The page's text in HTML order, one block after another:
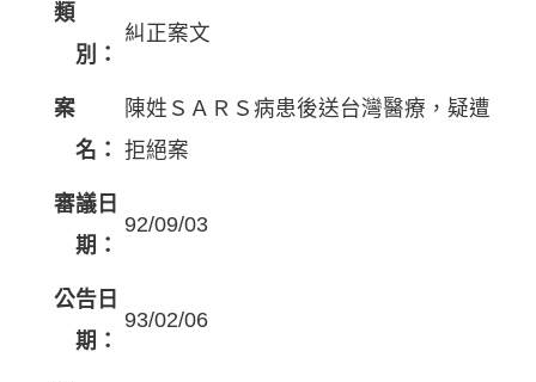
類
別：
糾正案文
案
名：
陳姓ＳＡＲＳ病患後送台灣醫療，疑遭
拒絕案
審議日
期：
92/09/03
公告日
期：
93/02/06